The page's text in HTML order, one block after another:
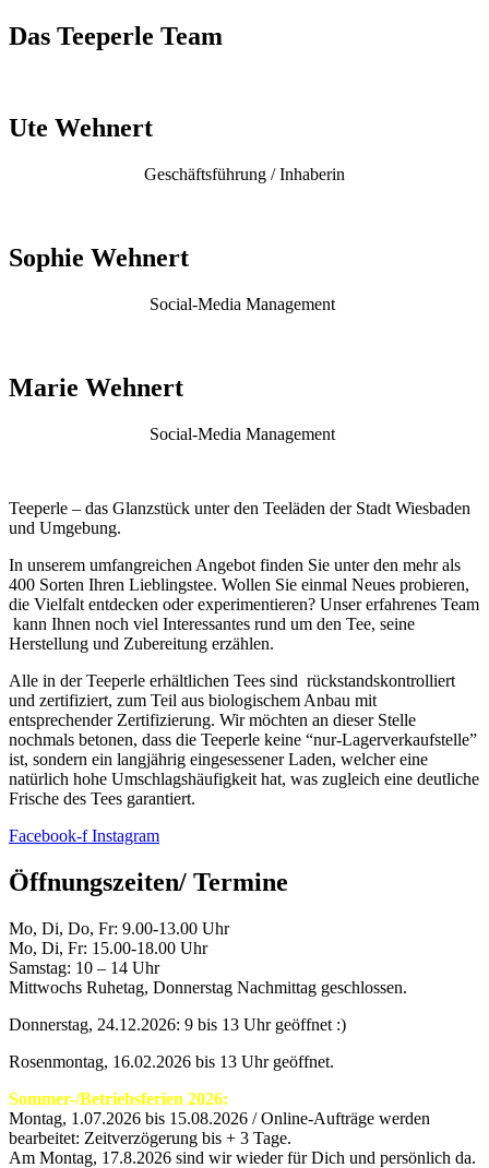
Das Teeperle Team
Ute Wehnert
Geschäftsführung / Inhaberin
Sophie Wehnert
Social-Media Management
Marie Wehnert
Social-Media Management
Teeperle – das Glanzstück unter den Teeläden der Stadt Wiesbaden
und Umgebung.
In unserem umfangreichen Angebot finden Sie unter den mehr als
400 Sorten Ihren Lieblingstee. Wollen Sie einmal Neues probieren,
die Vielfalt entdecken oder experimentieren? Unser erfahrenes Team
kann Ihnen noch viel Interessantes rund um den Tee, seine
Herstellung und Zubereitung erzählen.
Alle in der Teeperle erhältlichen Tees sind rückstandskontrolliert
und zertifiziert, zum Teil aus biologischem Anbau mit
entsprechender Zertifizierung. Wir möchten an dieser Stelle
nochmals betonen, dass die Teeperle keine “nur-Lagerverkaufstelle”
ist, sondern ein langjährig eingesessener Laden, welcher eine
natürlich hohe Umschlagshäufigkeit hat, was zugleich eine deutliche
Frische des Tees garantiert.
Facebook-f Instagram
Öffnungszeiten/ Termine
Mo, Di, Do, Fr: 9.00-13.00 Uhr
Mo, Di, Fr: 15.00-18.00 Uhr
Samstag: 10 – 14 Uhr
Mittwochs Ruhetag, Donnerstag Nachmittag geschlossen.
Donnerstag, 24.12.2026: 9 bis 13 Uhr geöffnet :)
Rosenmontag, 16.02.2026 bis 13 Uhr geöffnet.
Sommer-/Betriebsferien 2026:
Montag, 1.07.2026 bis 15.08.2026 / Online-Aufträge werden
bearbeitet: Zeitverzögerung bis + 3 Tage.
Am Montag, 17.8.2026 sind wir wieder für Dich und persönlich da.